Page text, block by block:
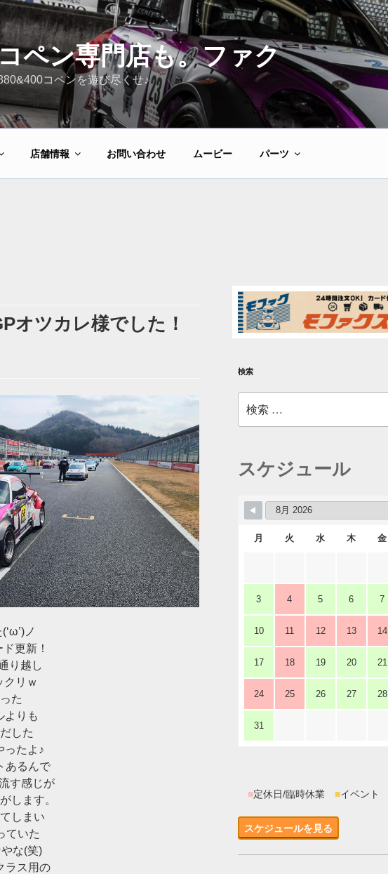
ペン専門店も。ファク
コペンを遊び尽くせ♪
店舗情報 お問い合わせ ムービー パーツ
オツカレ様でした！
ノ
更新！
り越し
リｗ
た
よりも
した
ったよ♪
あるんで
す感じが
します。
しまい
ていた
な(笑)
ラス用の
検索
索:
スケジュール
月 火 水 木 金
3 4 5 6 7
10 11 12 13 14
17 18 19 20 21
24 25 26 27 28
31
■定休日/臨時休業 ■イベント
スケジュールを見る